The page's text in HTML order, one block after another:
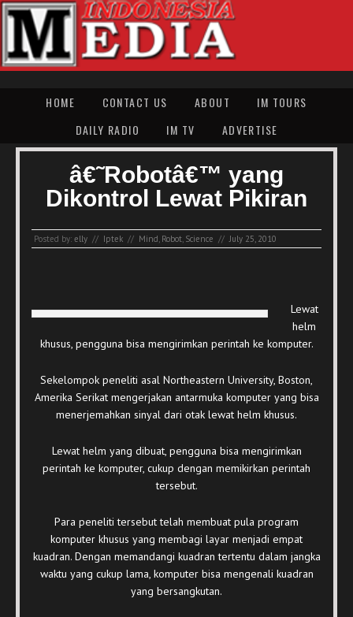
HOME CONTACT US ABOUT
IM TOURS
DAILY RADIO
IM TV ADVERTISE
â€˜Robotâ€™ yang
Dikontrol Lewat Pikiran
Posted by: elly // Iptek // Mind Robot Science // July 25, 2010
Lewat
helm
khusus, pengguna bisa mengirimkan perintah ke komputer.
Sekelompok peneliti asal Northeastern University, Boston,
Amerika Serikat mengerjakan antarmuka komputer yang bisa
menerjemahkan sinyal dari otak lewat helm khusus.
Lewat helm yang dibuat, pengguna bisa mengirimkan
perintah ke komputer, cukup dengan memikirkan perintah
tersebut.
Para peneliti tersebut telah membuat pula program
komputer khusus yang membagi layar menjadi empat
kuadran. Dengan memandangi kuadran tertentu dalam jangka
waktu yang cukup lama, komputer bisa mengenali kuadran
yang bersangkutan.